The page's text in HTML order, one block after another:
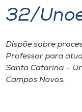
I.nova
Diplomados
Cultura
32/
Dispõe sobre
Professor para
Santa Catarina –
Campos Novos.